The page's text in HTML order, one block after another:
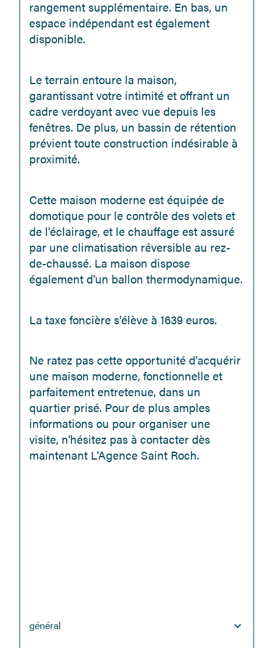
rangement supplémentaire. En bas, un
espace indépendant est également
disponible.
Le terrain entoure la maison,
garantissant votre intimité et offrant un
cadre verdoyant avec vue depuis les
fenêtres. De plus, un bassin de rétention
prévient toute construction indésirable à
proximité.
Cette maison moderne est équipée de
domotique pour le contrôle des volets et
de l'éclairage, et le chauffage est assuré
par une climatisation réversible au rez-
de-chaussé. La maison dispose
également d'un ballon thermodynamique.
La taxe foncière s'élève à 1639 euros.
Ne ratez pas cette opportunité d'acquérir
une maison moderne, fonctionnelle et
parfaitement entretenue, dans un
quartier prisé. Pour de plus amples
informations ou pour organiser une
visite, n'hésitez pas à contacter dès
maintenant L'Agence Saint Roch.
général